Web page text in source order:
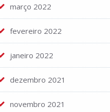
março 2022
fevereiro 2022
janeiro 2022
dezembro 2021
novembro 2021